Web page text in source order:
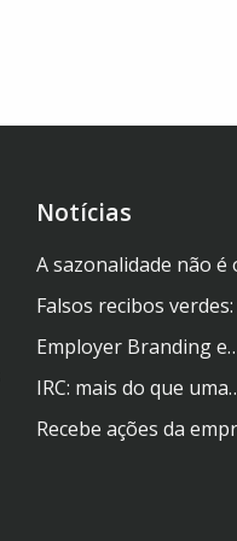
Notícias
A sazonalidade não é
Falsos recibos
Employer Branding
IRC: mais do que
Recebe ações da